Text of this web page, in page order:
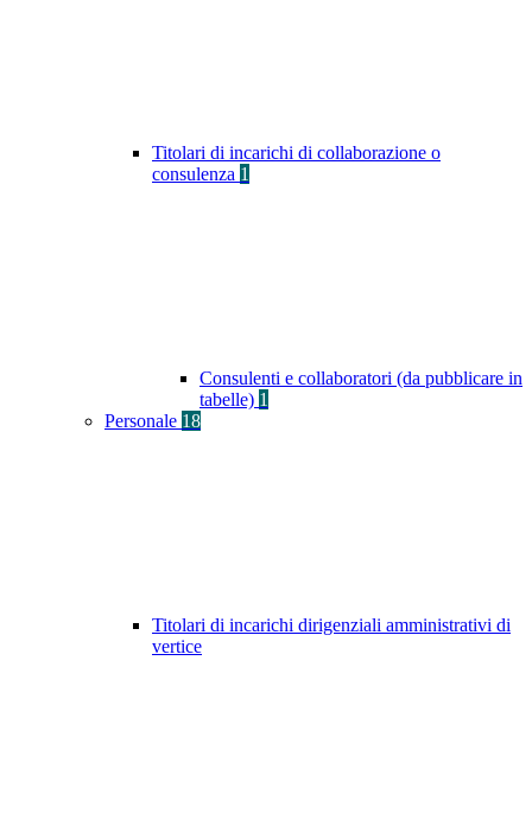
Titolari di incarichi di collaborazione o
consulenza 1
Consulenti e collaboratori (da pubblicare in
tabelle) 1
Personale 18
Titolari di incarichi dirigenziali amministrativi di
vertice